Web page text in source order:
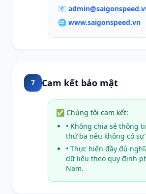
📧
🌐 www.saigonspeed.vn
7 Cam kết bảo mật
✅ Chúng tôi cam kết:
• Không chia sẻ thông
thứ ba nếu không có sự
• Thực hiện đầy đủ
dữ liệu theo quy định
Nam.